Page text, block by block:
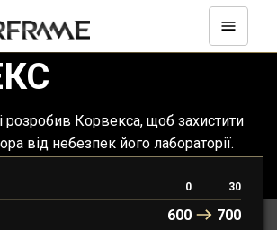
розробив Корвекса, щоб захистити
від небезпек його лабораторії.
натовпом.
0 30
600
700